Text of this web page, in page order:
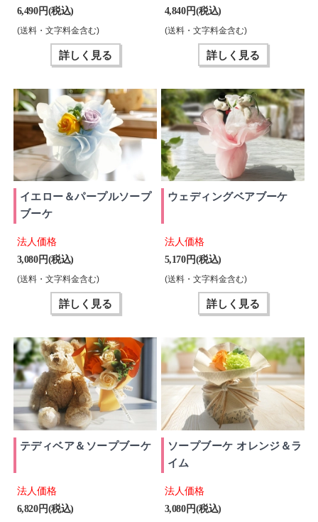
6,490 円(税込)
(送料・文字料金含む)
詳しく見る
4,840 円(税込)
(送料・文字料金含む)
詳しく見る
イエロー＆パープルソープ
ブーケ
法人価格
3,080 円(税込)
(送料・文字料金含む)
詳しく見る
ウェディングベアブーケ
法人価格
5,170 円(税込)
(送料・文字料金含む)
詳しく見る
テディベア＆ソープブーケ
法人価格
6,820 円(税込)
ソープブーケ オレンジ＆ラ
イム
法人価格
3,080 円(税込)